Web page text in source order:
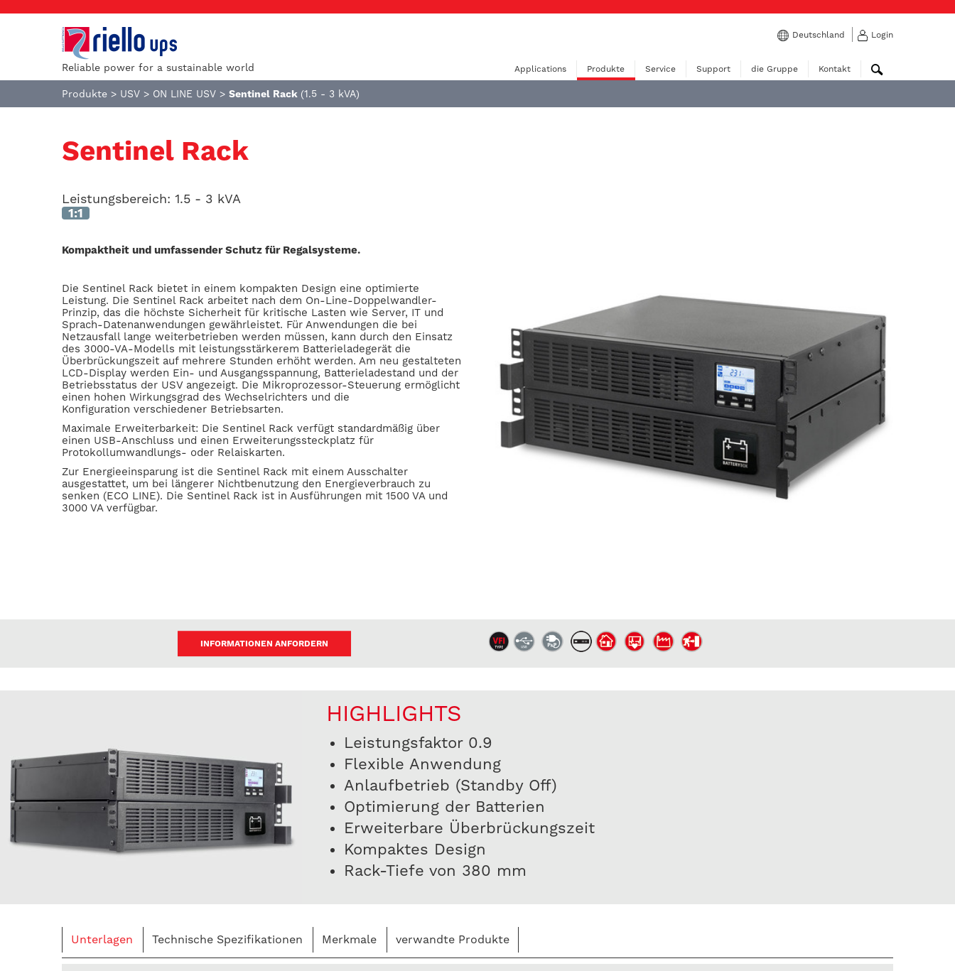
Reliable power for a sustainable world
Deutschland Login
Applications Produkte Service Support die Gruppe Kontakt
Produkte > USV > ON LINE USV > Sentinel Rack (1.5 - 3 kVA)
Sentinel Rack
Leistungsbereich: 1.5 - 3 kVA
1:1
Kompaktheit und umfassender Schutz für Regalsysteme.
Die Sentinel Rack bietet in einem kompakten Design eine optimierte
Leistung. Die Sentinel Rack arbeitet nach dem On-Line-Doppelwandler-
Prinzip, das die höchste Sicherheit für kritische Lasten wie Server, IT und
Sprach-Datenanwendungen gewährleistet. Für Anwendungen die bei
Netzausfall lange weiterbetrieben werden müssen, kann durch den Einsatz
des 3000-VA-Modells mit leistungsstärkerem Batterieladegerät die
Überbrückungszeit auf mehrere Stunden erhöht werden. Am neu gestalteten
LCD-Display werden Ein- und Ausgangsspannung, Batterieladestand und der
Betriebsstatus der USV angezeigt. Die Mikroprozessor-Steuerung ermöglicht
einen hohen Wirkungsgrad des Wechselrichters und die
Konfiguration verschiedener Betriebsarten.
Maximale Erweiterbarkeit: Die Sentinel Rack verfügt standardmäßig über
einen USB-Anschluss und einen Erweiterungssteckplatz für
Protokollumwandlungs- oder Relaiskarten.
Zur Energieeinsparung ist die Sentinel Rack mit einem Ausschalter
ausgestattet, um bei längerer Nichtbenutzung den Energieverbrauch zu
senken (ECO LINE). Die Sentinel Rack ist in Ausführungen mit 1500 VA und
3000 VA verfügbar.
INFORMATIONEN ANFORDERN
HIGHLIGHTS
Leistungsfaktor 0.9
Flexible Anwendung
Anlaufbetrieb (Standby Off)
Optimierung der Batterien
Erweiterbare Überbrückungszeit
Kompaktes Design
Rack-Tiefe von 380 mm
Unterlagen Technische Spezifikationen Merkmale verwandte Produkte